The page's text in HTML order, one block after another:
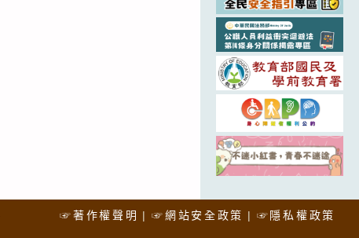
☞著作權聲明 ☞網站安全政策 ☞隱私權政策